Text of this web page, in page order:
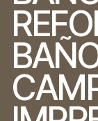
REFO
BAÑ
CAM